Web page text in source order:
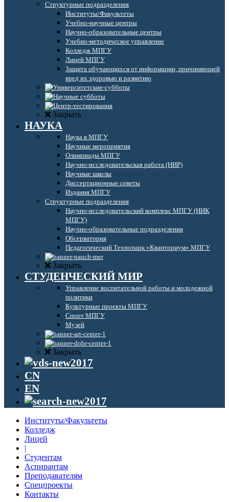
Структурные подразделения
Институты/Факультеты
Учебно-научные центры
Научно-образовательные центры
Учебно-методическое управление
Колледж МПГУ
Лицей МПГУ
Защита обучающихся от информации, причиняющей
вред их здоровью и развитию
Закрыть
НАУКА
Наука в МПГУ
Научные мероприятия
Олимпиады МПГУ
Научно-исследовательская работа (НИР)
Научные школы
Диссертационные советы
Издания МПГУ
Структурные подразделения
Научно-исследовательский комплекс МПГУ (НИК
МПГУ)
Научно-образовательные подразделения
Обсерватория
Педагогический Технопарк «Кванториум» МПГУ
Закрыть
СТУДЕНЧЕСКИЙ МИР
Управление воспитательной работы и молодежной
политики
Культурные проекты МПГУ
Спорт МПГУ
Музей
Закрыть
CN
EN
Институты/Факультеты
Колледж
Лицей
|
Студентам
Аспирантам
Преподавателям
Спецпроекты
Контакты